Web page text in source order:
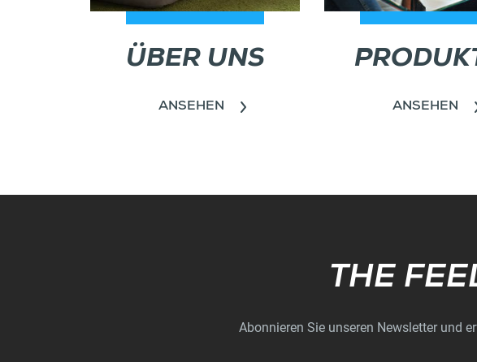
ÜBER UNS
ANSEHEN ANSEHEN
THE
Abonnieren Sie unseren Newsletter und